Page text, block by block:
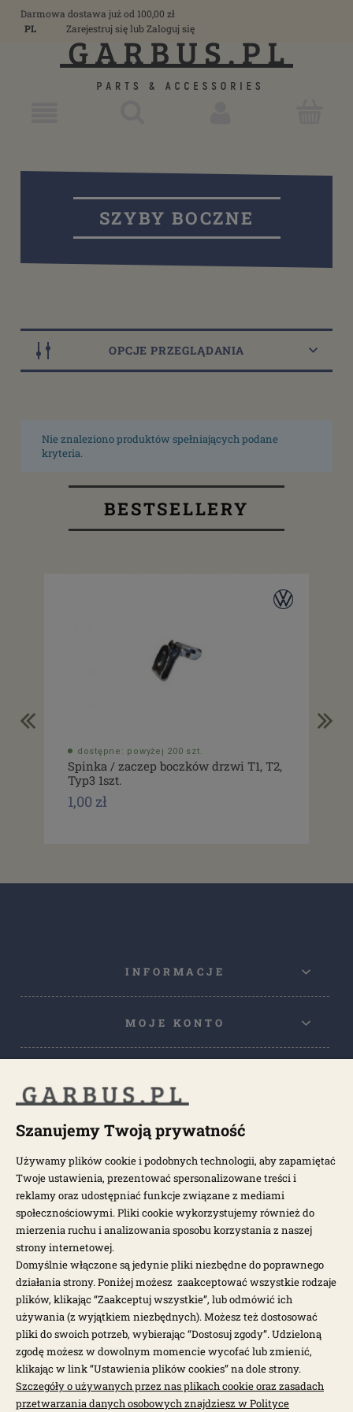
Darmowa dostawa już od 100,00 zł
PL
Zarejestruj sięlub Zaloguj się
SZYBY BOCZNE
OPCJE PRZEGLĄDANIA
Nie znaleziono produktów spełniających podane
kryteria.
BESTSELLERY
dostępne: powyżej 200 szt.
Spinka / zaczep boczków drzwi T1, T2,
Typ3 1szt.
1,00 zł
INFORMACJE
MOJE KONTO
POPULARNE MODELE
NEWSLETTER
Otrzymuj najnowsze wiadomości i oferty bezpośrednio na swoją
pocztę.
ZAPISZ SIĘ >
Garbus.pl © 2026
Szanujemy Twoją prywatność
Używamy plików cookie i podobnych technologii, aby zapamiętać
Twoje ustawienia, prezentować spersonalizowane treści i
reklamy oraz udostępniać funkcje związane z mediami
społecznościowymi. Pliki cookie wykorzystujemy również do
mierzenia ruchu i analizowania sposobu korzystania z naszej
strony internetowej.
Domyślnie włączone są jedynie pliki niezbędne do poprawnego
działania strony. Poniżej możesz zaakceptować wszystkie rodzaje
plików, klikając “Zaakceptuj wszystkie”, lub odmówić ich
używania (z wyjątkiem niezbędnych). Możesz też dostosować
pliki do swoich potrzeb, wybierając “Dostosuj zgody”. Udzieloną
zgodę możesz w dowolnym momencie wycofać lub zmienić,
klikając w link “Ustawienia plików cookies” na dole strony.
Szczegóły o używanych przez nas plikach cookie oraz zasadach
przetwarzania danych osobowych znajdziesz w Polityce